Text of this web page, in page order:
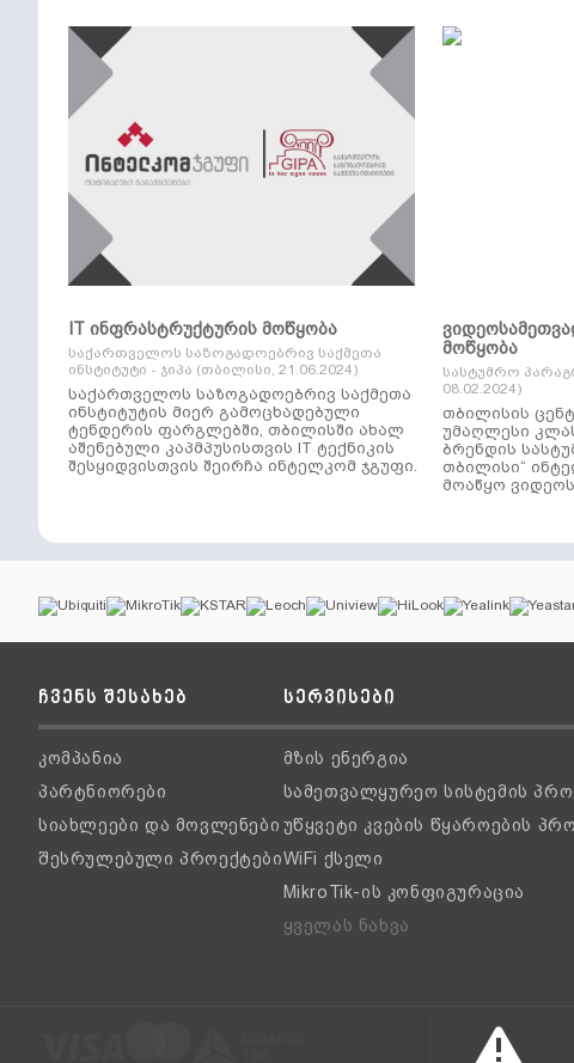
IT ინფრასტრუქტურის მოწყობა
საქართველოს საზოგადოებრივ საქმეთა
ინსტიტუტი - ჯიპა (თბილისი, 21.06.2024)
საქართველოს საზოგადოებრივ საქმეთა
ინსტიტუტის მიერ გამოცხადებული
ტენდერის ფარგლებში, თბილისში ახალ
აშენებული კაპმპუსისთვის IT ტექნიკის
შესყიდვისთვის შეირჩა ინტელკომ ჯგუფი.
მოწყობა
სასტუმრო
08.02.2024)
თბილისის
უმაღლესი
ბრენდის
თბილისი“
მოაწყო
ჩვენს შესახებ
კომპანია
პარტნიორები
სიახლეები და მოვლენები
შესრულებული პროექტები
სერვისები
მზის ენერგია
სამეთვალყურეო სისტემის
უწყვეტი კვების წყაროების
WiFi ქსელი
MikroTik-ის კონფიგურაცია
ყველას ნახვა